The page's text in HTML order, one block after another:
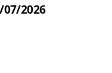
2026